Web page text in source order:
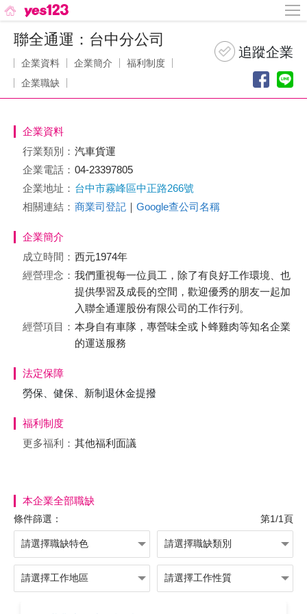
聯全通運：台中分公司
企業資料 企業簡介
福利制度
企業職缺
企業資料
行業類別： 汽車貨運
企業電話： 04-23397805
企業地址： 台中市霧峰區中正路266號
相關連結： 商業司登記 ｜ Google查公司名稱
企業簡介
成立時間： 西元1974年
經營理念： 我們重視每一位員工，除了有良好工作環境、也
提供學習及成長的空間，歡迎優秀的朋友一起加
入聯全通運股份有限公司的工作行列。
經營項目： 本身自有車隊，專營味全或卜蜂雞肉等知名企業
的運送服務
法定保障
勞保、健保、新制退休金提撥
福利制度
更多福利： 其他福利面議
本企業全部職缺
條件篩選： 第1/1頁